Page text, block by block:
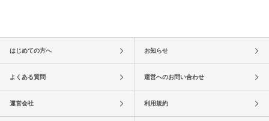
はじめての方へ お知らせ
よくある質問 運営へのお問い合わせ
運営会社 利用規約